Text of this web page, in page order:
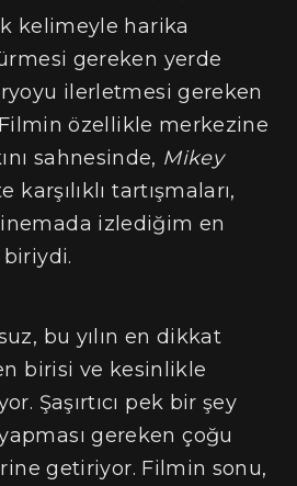
kelimeyle harika
gereken yerde
ilerletmesi gereken
özellikle merkezine
sahnesinde, Mikey
karşılıklı tartışmaları,
izlediğim en
bu yılın en dikkat
birisi ve kesinlikle
Şaşırtıcı pek bir şey
gereken çoğu
getiriyor. Filmin sonu,